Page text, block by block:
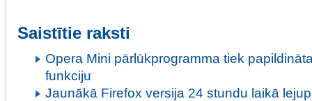
Saistītie raksti
Opera Mini pārlūkprogramma tiek
funkciju
Jaunākā Firefox versija 24 stundu laikā